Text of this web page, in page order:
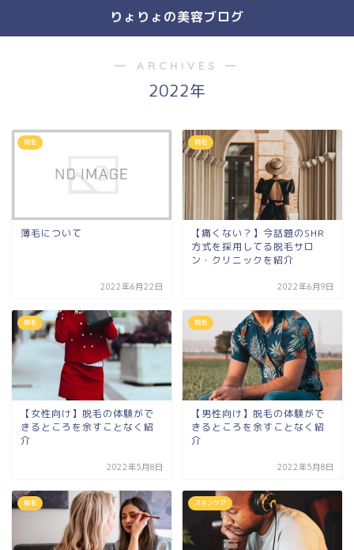
りょりょの美容ブログ
― ARCHIVES ―
2022年
脱毛
薄毛について
2022年6月22日
脱毛
【痛くない？】今話題のSHR
方式を採用してる脱毛サロ
ン・クリニックを紹介
2022年6月9日
脱毛
【女性向け】脱毛の体験がで
きるところを余すことなく紹
介
2022年5月8日
脱毛
【男性向け】脱毛の体験がで
きるところを余すことなく紹
介
2022年5月8日
脱毛 スキンケア